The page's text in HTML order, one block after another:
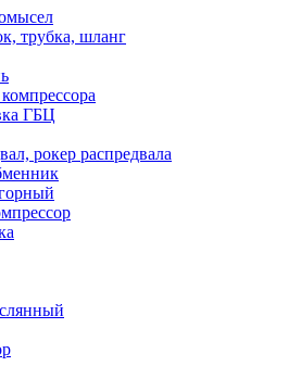
трубка, шланг
ГБЦ
рокер распредвала